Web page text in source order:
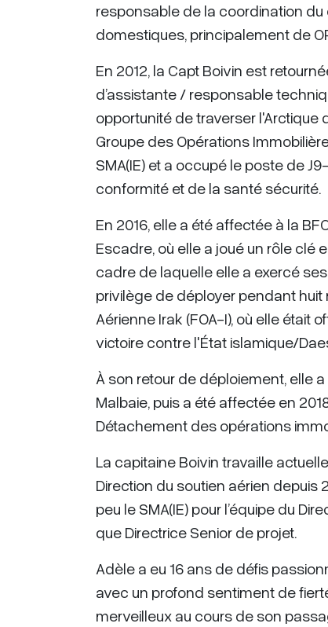
responsable de la coordination
domestiques, principalement de
En 2012, la Capt Boivin est
d’assistante / responsable
opportunité de traverser l'Arctique
Groupe des Opérations
SMA(IE) et a occupé le poste de
conformité et de la santé sécurité.
En 2016, elle a été affectée à la
Escadre, où elle a joué un rôle
cadre de laquelle elle a exercé
privilège de déployer pendant huit
Aérienne Irak (FOA-I), où elle était
victoire contre l'État islamique/
À son retour de déploiement, elle
Malbaie, puis a été affectée en
Détachement des opérations
La capitaine Boivin travaille
Direction du soutien aérien depuis
peu le SMA(IE) pour l’équipe du
que Directrice Senior de projet.
Adèle a eu 16 ans de défis
avec un profond sentiment de
merveilleux au cours de son